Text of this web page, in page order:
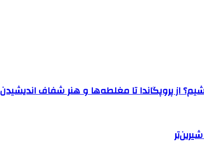
از پروپگاندا تا مغلطه‌ها و هنر شفاف اندیشیدن